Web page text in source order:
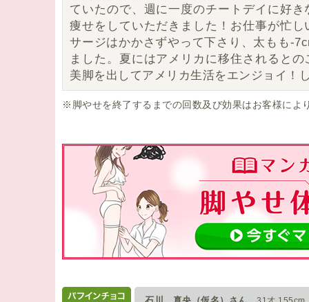
ていたので、週に一度のチートデイに好
痩せをしていただきました！お仕事が忙
サージはかかさずやって下さり、太もも-
ました。夏にはアメリカに移住されると
美脚を出してアメリカ生活をエンジョイ！
※脚やせを終了するまでの回数及び効果はお客様によ